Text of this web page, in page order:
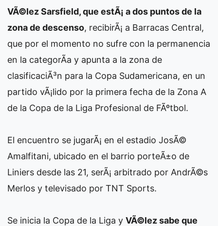
VÃ©lez Sarsfield, que estÃ¡ a dos puntos de la
zona de descenso, recibirÃ¡ a Barracas Central,
que por el momento no sufre con la permanencia
en la categorÃ­a y apunta a la zona de
clasificaciÃ³n para la Copa Sudamericana, en un
partido vÃ¡lido por la primera fecha de la Zona A
de la Copa de la Liga Profesional de FÃºtbol.
El encuentro se jugarÃ¡ en el estadio JosÃ©
Amalfitani, ubicado en el barrio porteÃ±o de
Liniers desde las 21, serÃ¡ arbitrado por AndrÃ©s
Merlos y televisado por TNT Sports.
Se inicia la Copa de la Liga y VÃ©lez sabe que